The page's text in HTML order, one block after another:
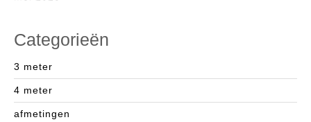
Categorieën
3 meter
4 meter
afmetingen